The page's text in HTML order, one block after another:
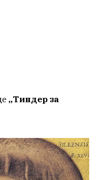
„Тиндер за